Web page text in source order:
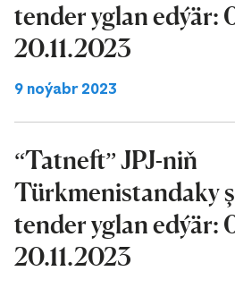
tender yglan edýär:
20.11.2023
9 noýabr 2023
“Tatneft” JPJ-niň
Türkmenistandaky
tender yglan edýär:
20.11.2023